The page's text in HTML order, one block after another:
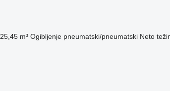
25,45 m³ Ogibljenje pneumatski/pneumatski Neto